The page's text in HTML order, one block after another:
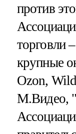
против
торговли
крупные
Ozon,
М.Видео,